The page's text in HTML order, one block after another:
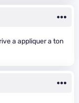
a appliquer a ton